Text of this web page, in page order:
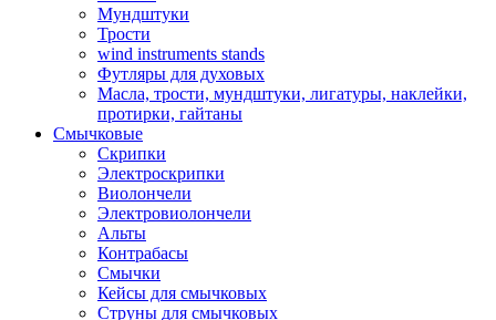
Мундштуки
Трости
wind instruments stands
Футляры для духовых
Масла, трости, мундштуки, лигатуры, наклейки,
протирки, гайтаны
Смычковые
Скрипки
Электроскрипки
Виолончели
Электровиолончели
Альты
Контрабасы
Смычки
Кейсы для смычковых
Струны для смычковых